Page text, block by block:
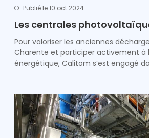
Publié le 10 oct 2024
Les centrales
Pour valoriser les anciennes
Charente et participer activement à
énergétique, Calitom s’est engagé